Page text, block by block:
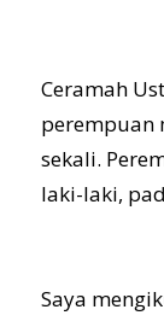
Ceramah
perempuan
sekali.
laki-laki,
Saya